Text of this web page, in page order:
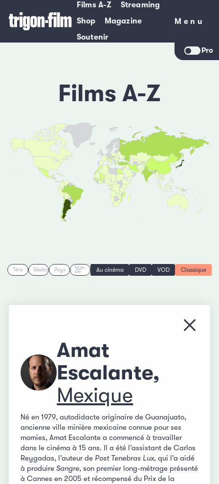
Films A-Z
Streaming
Shop
Magazine
Soutenir
Menu
Menu
Pro
Films A-Z
Titre RéalisationPays Mot-
clé Au cinéma DVD VOD Classique
Amat
Escalante,
Mexique
Né en 1979, autodidacte originaire de Guanajuato,
ancienne ville minière mexicaine connue pour ses
momies, Amat Escalante a commencé à travailler
dans le cinéma à 15 ans. Il a été l’assistant de Carlos
Reygadas, l’auteur de Post Tenebras Lux, qui l’a aidé
à produire Sangre, son premier long-métrage présenté
à Cannes en 2005 et récompensé du Prix de la